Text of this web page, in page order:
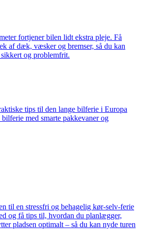
fortjener bilen lidt ekstra pleje. Få
af dæk, væsker og bremser, så du kan
sikkert og problemfrit.
tips til den lange bilferie i Europa
med smarte pakkevaner og
til en stressfri og behagelig kør-selv-ferie
og få tips til, hvordan du planlægger,
pladsen optimalt – så du kan nyde turen